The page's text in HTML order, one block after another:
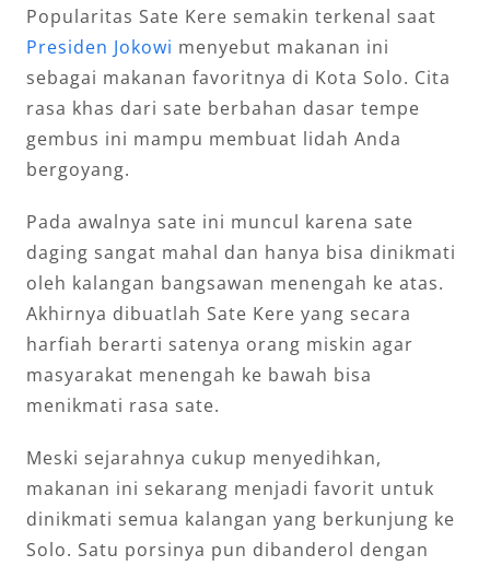
Popularitas Sate Kere semakin terkenal saat
Presiden Jokowi menyebut makanan ini
sebagai makanan favoritnya di Kota Solo. Cita
rasa khas dari sate berbahan dasar tempe
gembus ini mampu membuat lidah Anda
bergoyang.
Pada awalnya sate ini muncul karena sate
daging sangat mahal dan hanya bisa dinikmati
oleh kalangan bangsawan menengah ke atas.
Akhirnya dibuatlah Sate Kere yang secara
harfiah berarti satenya orang miskin agar
masyarakat menengah ke bawah bisa
menikmati rasa sate.
Meski sejarahnya cukup menyedihkan,
makanan ini sekarang menjadi favorit untuk
dinikmati semua kalangan yang berkunjung ke
Solo. Satu porsinya pun dibanderol dengan